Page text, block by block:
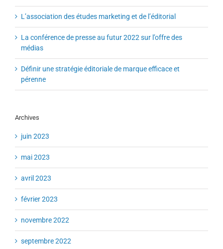
L’association des études marketing et de l’éditorial
La conférence de presse au futur 2022 sur l’offre des
médias
Définir une stratégie éditoriale de marque efficace et
pérenne
Archives
juin 2023
mai 2023
avril 2023
février 2023
novembre 2022
septembre 2022